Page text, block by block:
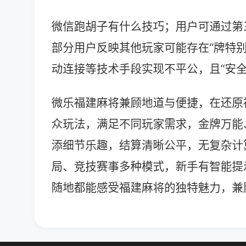
微信跑胡子有什么技巧；用户可通过第
部分用户反映其他玩家可能存在“牌特
动连接等技术手段实现不平公，且“安全
微乐福建麻将兼顾地道与便捷，在还
众玩法，满足不同玩家需求，金牌万
添细节乐趣，结算清晰公平，无复杂
局、竞技赛事多种模式，新手有智能
随地都能感受福建麻将的独特魅力，兼